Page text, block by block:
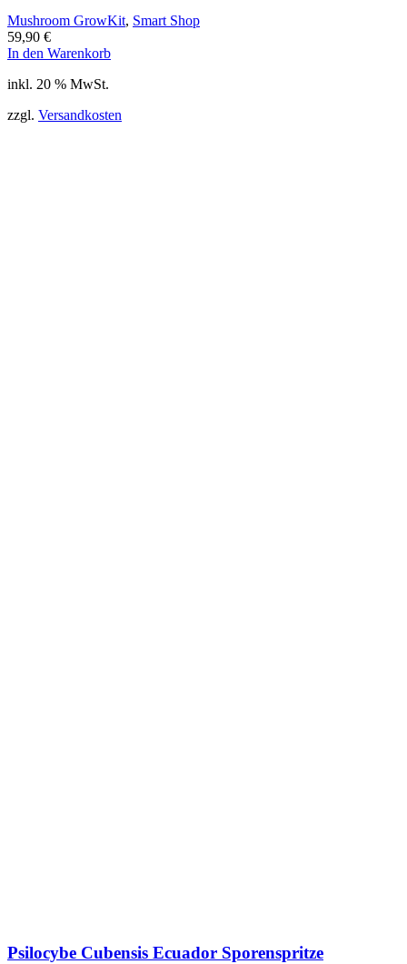
Mushroom GrowKit, Smart Shop
59,90 €
In den Warenkorb
inkl. 20 % MwSt.
zzgl. Versandkosten
Psilocybe Cubensis Ecuador Sporenspritze